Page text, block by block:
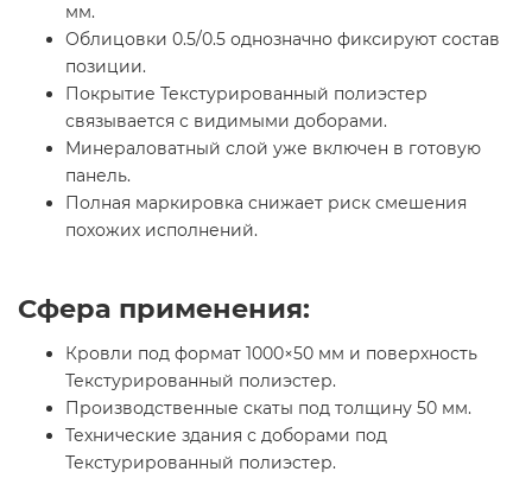
мм.
Облицовки 0.5/0.5 однозначно фиксируют состав
позиции.
Покрытие Текстурированный полиэстер
связывается с видимыми доборами.
Минераловатный слой уже включен в готовую
панель.
Полная маркировка снижает риск смешения
похожих исполнений.
Сфера применения:
Кровли под формат 1000×50 мм и поверхность
Текстурированный полиэстер.
Производственные скаты под толщину 50 мм.
Технические здания с доборами под
Текстурированный полиэстер.